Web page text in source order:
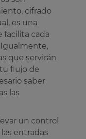
cifrado
es una
facilita cada
que servirán
flujo de
saber
las
un control
entradas